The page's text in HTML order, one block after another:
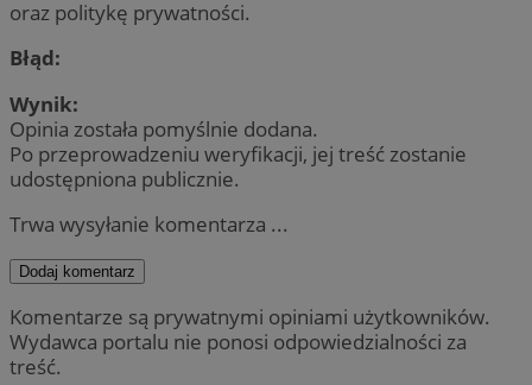
oraz politykę prywatności.
Błąd:
Wynik:
Opinia została pomyślnie dodana.
Po przeprowadzeniu weryfikacji, jej treść zostanie
udostępniona publicznie.
Trwa wysyłanie komentarza ...
Dodaj komentarz
Komentarze są prywatnymi opiniami użytkowników.
Wydawca portalu nie ponosi odpowiedzialności za
treść.